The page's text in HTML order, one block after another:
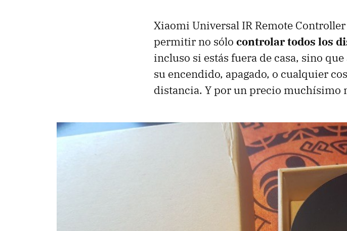
Xiaomi Universal IR Remote
permitir no sólo controlar todos los
incluso si estás fuera de casa, sino
su encendido, apagado, o cualquier
distancia. Y por un precio muchísimo